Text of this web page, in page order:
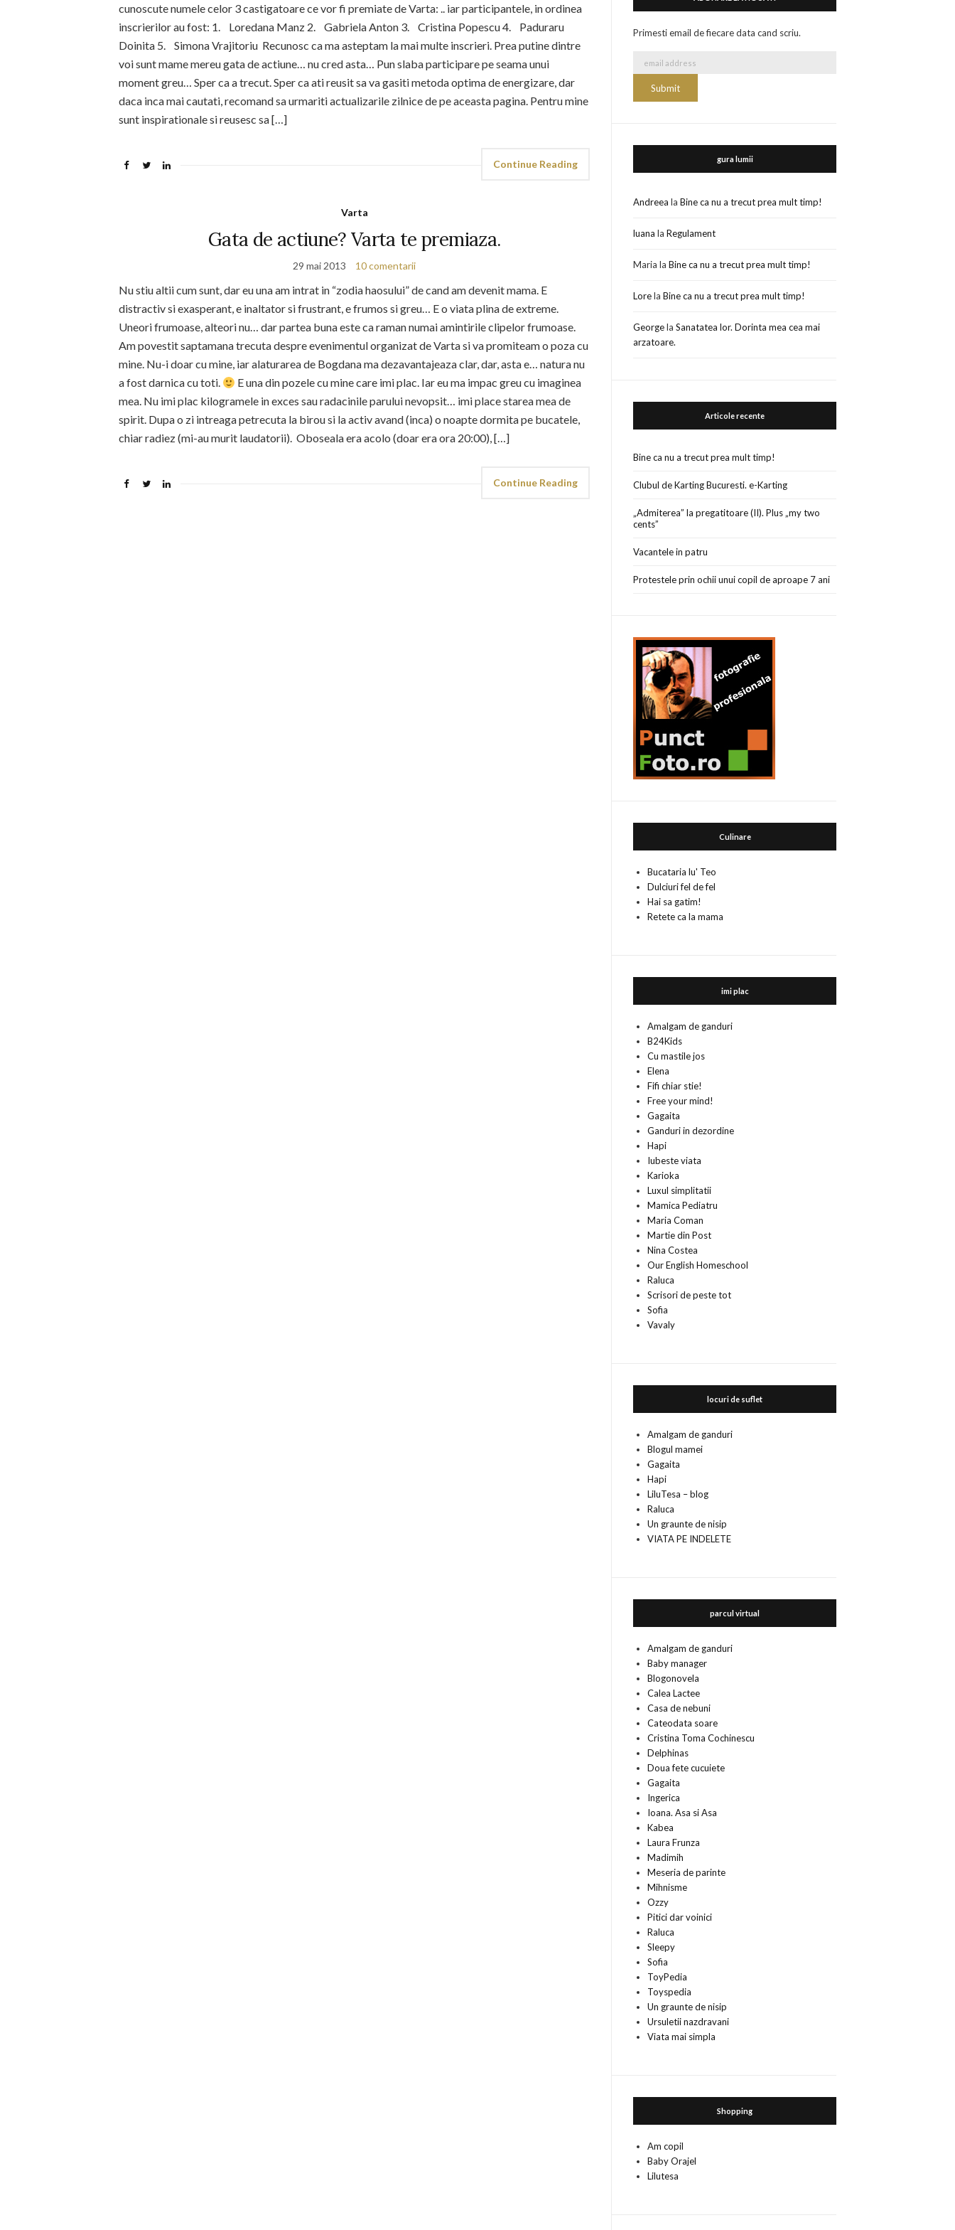
cunoscute numele celor 3 castigatoare ce vor fi premiate de Varta: .. iar participantele, in ordinea
inscrierilor au fost: 1. Loredana Manz 2. Gabriela Anton 3. Cristina Popescu 4. Paduraru
Doinita 5. Simona Vrajitoriu Recunosc ca ma asteptam la mai multe inscrieri. Prea putine dintre
voi sunt mame mereu gata de actiune… nu cred asta… Pun slaba participare pe seama unui
moment greu… Sper ca a trecut. Sper ca ati reusit sa va gasiti metoda optima de energizare, dar
daca inca mai cautati, recomand sa urmariti actualizarile zilnice de pe aceasta pagina. Pentru mine
sunt inspirationale si reusesc sa […]
Continue Reading
Varta
Gata de actiune? Varta te premiaza.
29 mai 2013 10 comentarii
Nu stiu altii cum sunt, dar eu una am intrat in “zodia haosului” de cand am devenit mama. E
distractiv si exasperant, e inaltator si frustrant, e frumos si greu… E o viata plina de extreme.
Uneori frumoase, alteori nu… dar partea buna este ca raman numai amintirile clipelor frumoase.
Am povestit saptamana trecuta despre evenimentul organizat de Varta si va promiteam o poza cu
mine. Nu-i doar cu mine, iar alaturarea de Bogdana ma dezavantajeaza clar, dar, asta e… natura nu
a fost darnica cu toti.
E una din pozele cu mine care imi plac. Iar eu ma impac greu cu imaginea
mea. Nu imi plac kilogramele in exces sau radacinile parului nevopsit… imi place starea mea de
spirit. Dupa o zi intreaga petrecuta la birou si la activ avand (inca) o noapte dormita pe bucatele,
chiar radiez (mi-au murit laudatorii). Oboseala era acolo (doar era ora 20:00), […]
Continue Reading
Primesti email de fiecare data cand scriu.
gura lumii
Andreea laBine ca nu a trecut prea mult timp!
luana laRegulament
Maria laBine ca nu a trecut prea mult timp!
LorelaBine ca nu a trecut prea mult timp!
GeorgelaSanatatea lor. Dorinta mea cea mai
arzatoare.
Articole recente
Bine ca nu a trecut prea mult timp!
Clubul de Karting Bucuresti. e-Karting
„Admiterea” la pregatitoare (II). Plus „my two
cents”
Vacantele in patru
Protestele prin ochii unui copil de aproape 7 ani
Culinare
Bucataria lu' Teo
Dulciuri fel de fel
Hai sa gatim!
Retete ca la mama
imi plac
Amalgam de ganduri
B24Kids
Cu mastile jos
Elena
Fifi chiar stie!
Free your mind!
Gagaita
Ganduri in dezordine
Hapi
Iubeste viata
Karioka
Luxul simplitatii
Mamica Pediatru
Maria Coman
Martie din Post
Nina Costea
Our English Homeschool
Raluca
Scrisori de peste tot
Sofia
Vavaly
locuri de suflet
Amalgam de ganduri
Blogul mamei
Gagaita
Hapi
LiluTesa – blog
Raluca
Un graunte de nisip
VIATA PE INDELETE
parcul virtual
Amalgam de ganduri
Baby manager
Blogonovela
Calea Lactee
Casa de nebuni
Cateodata soare
Cristina Toma Cochinescu
Delphinas
Doua fete cucuiete
Gagaita
Ingerica
Ioana. Asa si Asa
Kabea
Laura Frunza
Madimih
Meseria de parinte
Mihnisme
Ozzy
Pitici dar voinici
Raluca
Sleepy
Sofia
ToyPedia
Toyspedia
Un graunte de nisip
Ursuletii nazdravani
Viata mai simpla
Shopping
Am copil
Baby Orajel
Lilutesa